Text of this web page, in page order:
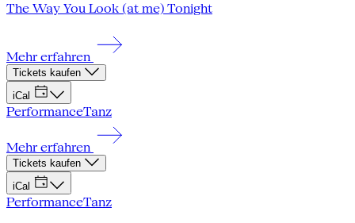
The Way You Look (at me) Tonight
Mehr erfahren
Tickets kaufen
iCal
PerformanceTanz
Mehr erfahren
Tickets kaufen
iCal
PerformanceTanz